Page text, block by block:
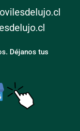
Déjanos tus